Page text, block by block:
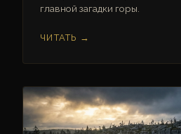
главной загадки горы.
ЧИТАТЬ →